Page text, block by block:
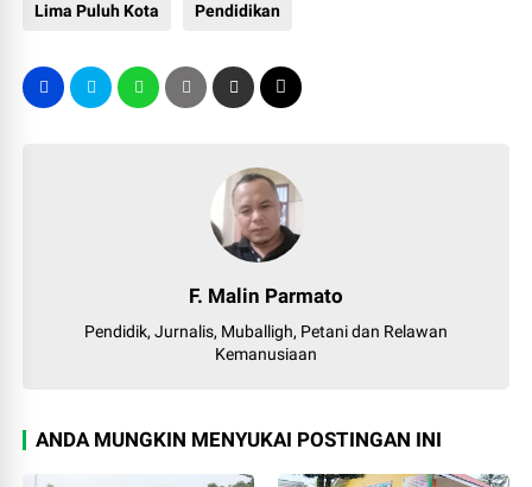
Lima Puluh Kota Pendidikan
F. Malin Parmato
Pendidik, Jurnalis, Muballigh, Petani dan Relawan
Kemanusiaan
ANDA MUNGKIN MENYUKAI POSTINGAN INI